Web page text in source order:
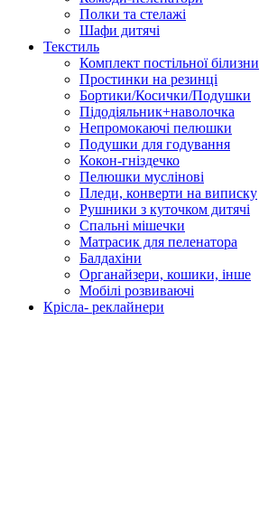
Полки та стелажі
Шафи дитячі
Текстиль
Комплект постільної білизни
Простинки на резинці
Бортики/Косички/Подушки
Підодіяльник+наволочка
Непромокаючі пелюшки
Подушки для годування
Кокон-гніздечко
Пелюшки муслінові
Пледи, конверти на виписку
Рушники з куточком дитячі
Спальні мішечки
Матрасик для пеленатора
Балдахіни
Органайзери, кошики, інше
Мобілі розвиваючі
Крісла- реклайнери